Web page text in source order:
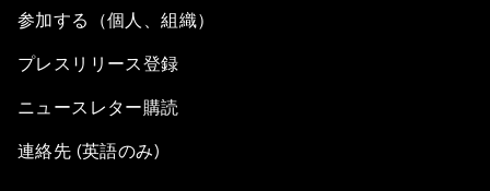
参加する（個人、組織）
プレスリリース登録
ニュースレター購読
連絡先 (英語のみ)